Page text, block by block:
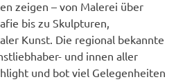
zeigen – von Malerei über
bis zu Skulpturen,
Kunst. Die regional bekannte
und innen aller
und bot viel Gelegenheiten